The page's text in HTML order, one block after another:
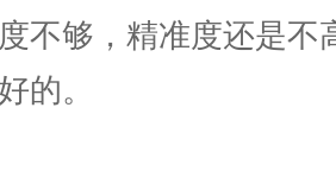
不够，精准度还是不
的。